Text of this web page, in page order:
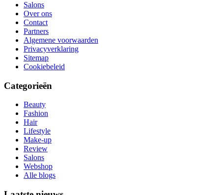
Salons
Over ons
Contact
Partners
Algemene voorwaarden
Privacyverklaring
Sitemap
Cookiebeleid
Categorieën
Beauty
Fashion
Hair
Lifestyle
Make-up
Review
Salons
Webshop
Alle blogs